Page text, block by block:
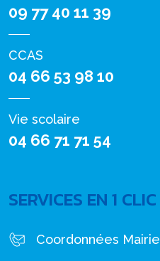
09 77 40 11 39
CCAS
04 66 53 98 10
Vie scolaire
04 66 71 71 54
SERVICES EN 1 CLIC
Coordonnées Mairie